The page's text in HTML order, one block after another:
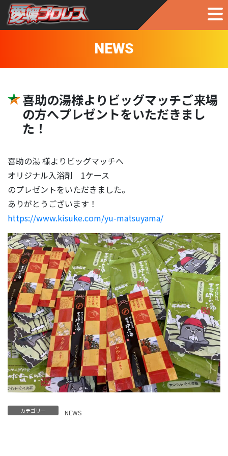
NEWS
喜助の湯様よりビッグマッチご来場
の方へプレゼントをいただきまし
た！
喜助の湯 様よりビッグマッチへ
オリジナル入浴剤 1ケース
のプレゼントをいただきました。
ありがとうございます！
https://www.kisuke.com/yu-matsuyama/
カテゴリー NEWS